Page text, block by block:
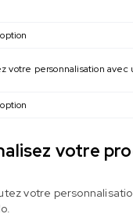
votre personnalisation avec
votre
votre